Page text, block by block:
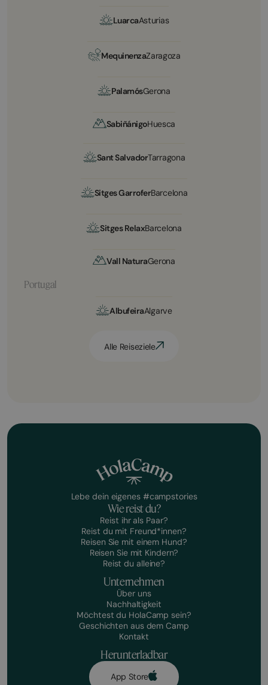
LuarcaAsturias
MequinenzaZaragoza
PalamósGerona
SabiñánigoHuesca
Sant SalvadorTarragona
Sitges GarroferBarcelona
Sitges RelaxBarcelona
Vall NaturaGerona
Portugal
AlbufeiraAlgarve
Alle Reiseziele
Lebe dein eigenes #campstories
Wie reist du?
Reist ihr als Paar?
Reist du mit Freund*innen?
Reisen Sie mit einem Hund?
Reisen Sie mit Kindern?
Reist du alleine?
Unternehmen
Über uns
Nachhaltigkeit
Möchtest du HolaCamp sein?
Geschichten aus dem Camp
Kontakt
Herunterladbar
App Store